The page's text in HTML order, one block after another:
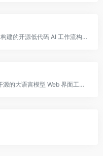
Flowise 是一款基于 LangChain 构建的开源低代码 AI 工作流构建工具，使用 Node.js 和 TypeScript 开发，提供直观的拖拽式界
text-generation-webui 是一款开源的大语言模型 Web 界面工具，使用 Python（Gradio）构建，俗称「oobabooga」，支持在